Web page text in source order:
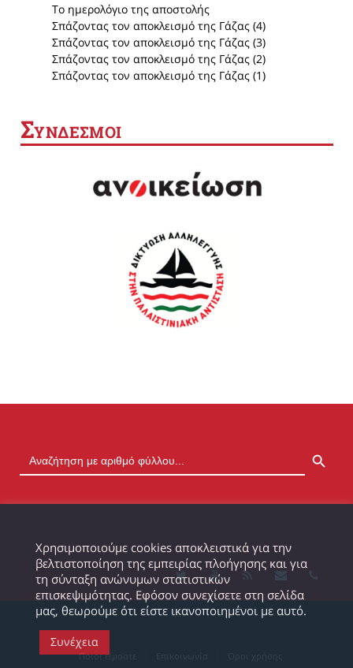
Το ημερολόγιο της αποστολής
Σπάζοντας τον αποκλεισμό της Γάζας (4)
Σπάζοντας τον αποκλεισμό της Γάζας (3)
Σπάζοντας τον αποκλεισμό της Γάζας (2)
Σπάζοντας τον αποκλεισμό της Γάζας (1)
ΣΥΝΔΕΣΜΟΙ
Ποιοι είμαστε
Χρησιμοποιούμε cookies αποκλειστικά για την
βελτιστοποίηση της εμπειρίας πλοήγησης και για
τη σύνταξη ανώνυμων στατιστικών
επισκεψιμότητας. Εφόσον συνεχίσετε στη σελίδα
μας, θεωρούμε ότι είστε ικανοποιημένοι με αυτό.
Συνέχεια